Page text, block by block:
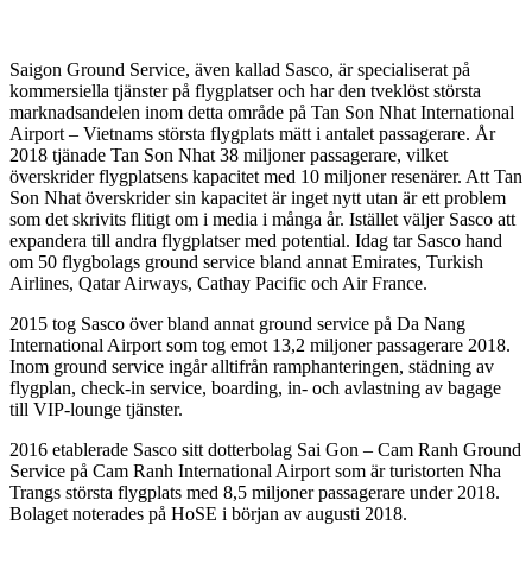
Saigon Ground Service, även kallad Sasco, är specialiserat på
kommersiella tjänster på flygplatser och har den tveklöst största
marknadsandelen inom detta område på Tan Son Nhat International
Airport – Vietnams största flygplats mätt i antalet passagerare. År
2018 tjänade Tan Son Nhat 38 miljoner passagerare, vilket
överskrider flygplatsens kapacitet med 10 miljoner resenärer. Att Tan
Son Nhat överskrider sin kapacitet är inget nytt utan är ett problem
som det skrivits flitigt om i media i många år. Istället väljer Sasco att
expandera till andra flygplatser med potential. Idag tar Sasco hand
om 50 flygbolags ground service bland annat Emirates, Turkish
Airlines, Qatar Airways, Cathay Pacific och Air France.
2015 tog Sasco över bland annat ground service på Da Nang
International Airport som tog emot 13,2 miljoner passagerare 2018.
Inom ground service ingår alltifrån ramphanteringen, städning av
flygplan, check-in service, boarding, in- och avlastning av bagage
till VIP-lounge tjänster.
2016 etablerade Sasco sitt dotterbolag Sai Gon – Cam Ranh Ground
Service på Cam Ranh International Airport som är turistorten Nha
Trangs största flygplats med 8,5 miljoner passagerare under 2018.
Bolaget noterades på HoSE i början av augusti 2018.